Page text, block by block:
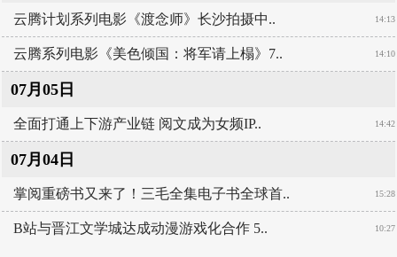
云腾计划系列电影《渡念师》长沙拍摄中.. 14:13
云腾系列电影《美色倾国：将军请上榻》7.. 14:10
07月05日
全面打通上下游产业链 阅文成为女频IP.. 14:42
07月04日
掌阅重磅书又来了！三毛全集电子书全球首.. 15:28
B站与晋江文学城达成动漫游戏化合作 5.. 10:27